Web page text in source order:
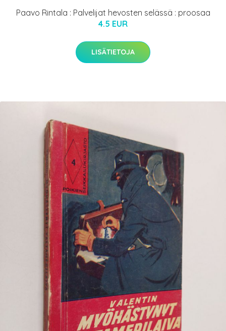
Paavo Rintala : Palvelijat hevosten selässä : proosaa
4.5 EUR
LISÄTIETOJA